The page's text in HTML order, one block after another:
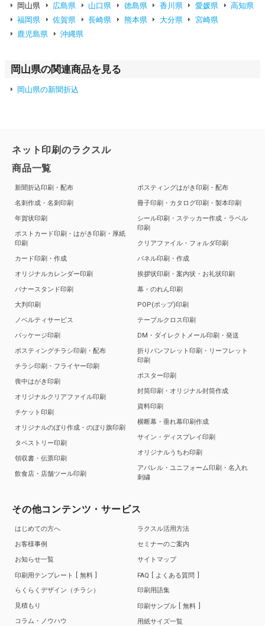
岡山県
広島県 山口県 徳島県 香川県 愛媛県
高知県
福岡県
佐賀県 長崎県 熊本県 大分県
宮崎県
鹿児島県
沖縄県
岡山県の関連商品を見る
岡山県の新聞折込
ネット印刷のラクスル
商品一覧
新聞折込印刷・配布
名刺作成・名刺印刷
年賀状印刷
ポストカード印刷・はがき印刷・厚紙
印刷
カード印刷・作成
オリジナルカレンダー印刷
バナースタンド印刷
大判印刷
ノベルティサービス
パッケージ印刷
ポスティングチラシ印刷・配布
チラシ印刷・フライヤー印刷
喪中はがき印刷
オリジナルクリアファイル印刷
チケット印刷
オリジナルのぼり作成・のぼり旗印刷
タペストリー印刷
領収書・伝票印刷
飲食店・店舗ツール印刷
ポスティングはがき印刷・配布
冊子印刷・カタログ印刷・製本印刷
シール印刷・ステッカー作成・ラベル
印刷
クリアファイル・フォルダ印刷
パネル印刷・作成
挨拶状印刷・案内状・お礼状印刷
幕・のれん印刷
POP(ポップ)印刷
テーブルクロス印刷
DM・ダイレクトメール印刷・発送
折りパンフレット印刷・リーフレット
印刷
ポスター印刷
封筒印刷・オリジナル封筒作成
資料印刷
横断幕・垂れ幕印刷作成
サイン・ディスプレイ印刷
オリジナルうちわ印刷
アパレル・ユニフォーム印刷・名入れ
刺繍
その他コンテンツ・サービス
はじめての方へ
お客様事例
お知らせ一覧
印刷用テンプレート
無料
らくらくデザイン（チラシ）
見積もり
コラム・ノウハウ
ラクスル活用方法
セミナーのご案内
サイトマップ
FAQ
よくある質問
印刷用語集
印刷サンプル
無料
用紙サイズ一覧